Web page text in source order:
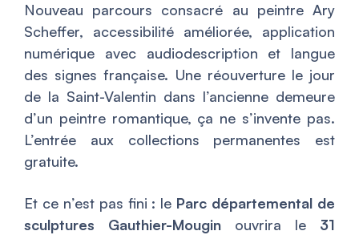
Nouveau parcours consacré au peintre Ary
Scheffer, accessibilité améliorée, application
numérique avec audiodescription et langue
des signes française. Une réouverture le jour
de la Saint-Valentin dans l’ancienne demeure
d’un peintre romantique, ça ne s’invente pas.
L’entrée aux collections permanentes est
gratuite.
Et ce n’est pas fini : le Parc départemental de
sculptures Gauthier-Mougin ouvrira le 31